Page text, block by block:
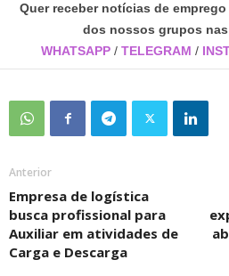
Quer receber notícias de
dos nossos grupos
WHATSAPP / TELEGRAM /
Anterior
Empresa de logística
busca profissional para
Auxiliar em atividades de
Carga e Descarga